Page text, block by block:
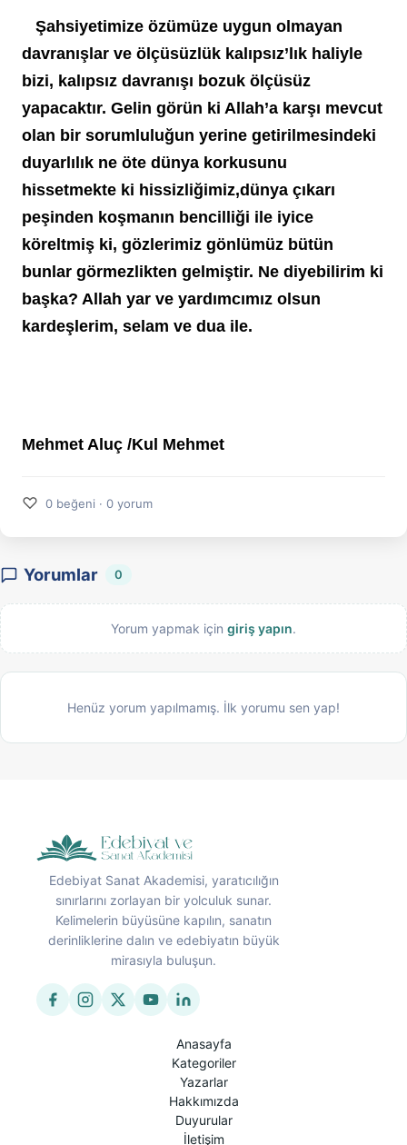
Şahsiyetimize özümüze uygun olmayan
davranışlar ve ölçüsüzlük kalıpsız’lık haliyle
bizi, kalıpsız davranışı bozuk ölçüsüz
yapacaktır. Gelin görün ki Allah’a karşı mevcut
olan bir sorumluluğun yerine getirilmesindeki
duyarlılık ne öte dünya korkusunu
hissetmekte ki hissizliğimiz,dünya çıkarı
peşinden koşmanın bencilliği ile iyice
köreltmiş ki, gözlerimiz gönlümüz bütün
bunlar görmezlikten gelmiştir. Ne diyebilirim ki
başka? Allah yar ve yardımcımız olsun
kardeşlerim, selam ve dua ile.
Mehmet Aluç /Kul Mehmet
♡ 0 beğeni · 0 yorum
Yorumlar 0
Yorum yapmak için giriş yapın.
Henüz yorum yapılmamış. İlk yorumu sen yap!
Edebiyat Sanat Akademisi, yaratıcılığın
sınırlarını zorlayan bir yolculuk sunar.
Kelimelerin büyüsüne kapılın, sanatın
derinliklerine dalın ve edebiyatın büyük
mirasıyla buluşun.
Anasayfa
Kategoriler
Yazarlar
Hakkımızda
Duyurular
İletişim